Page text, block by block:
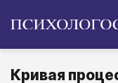
Кривая